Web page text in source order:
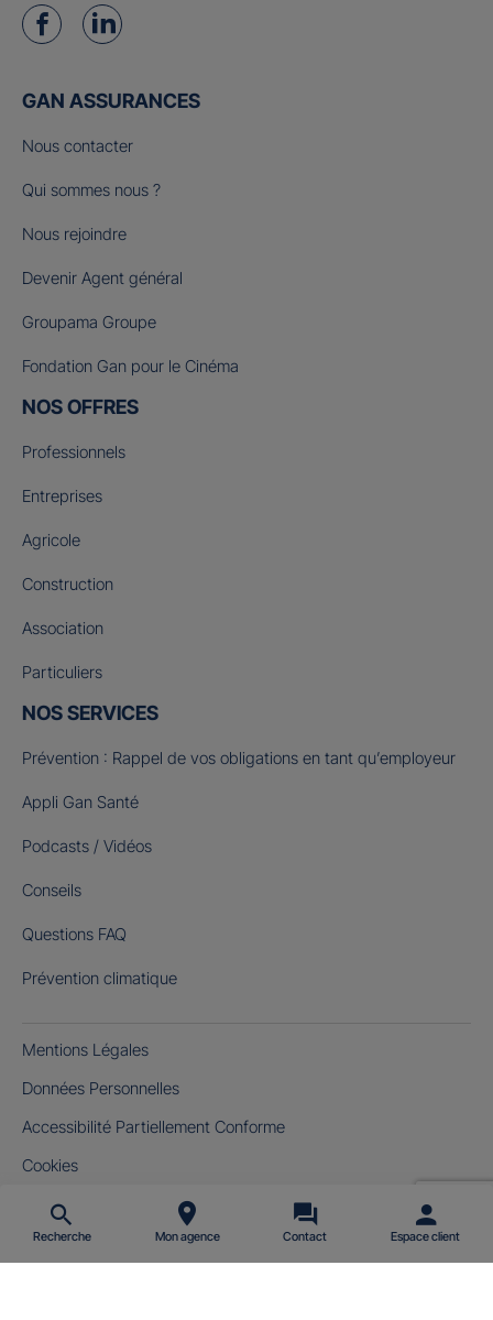
Recherche Mon agence Contact Espace client
GAN ASSURANCES
Nous contacter
Qui sommes nous ?
Nous rejoindre
Devenir Agent général
Groupama Groupe
Fondation Gan pour le Cinéma
NOS OFFRES
Professionnels
Entreprises
Agricole
Construction
Association
Particuliers
NOS SERVICES
Prévention : Rappel de vos obligations en tant qu’employeur
Appli Gan Santé
Podcasts / Vidéos
Conseils
Questions FAQ
Prévention climatique
Mentions Légales
Données Personnelles
Accessibilité Partiellement Conforme
Cookies
Gérer mes cookies